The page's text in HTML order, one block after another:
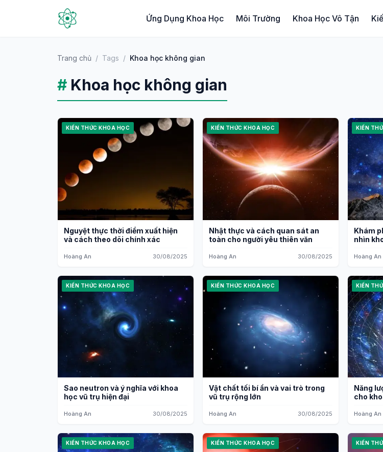
Ứng Dụng Khoa Học Môi Trường Khoa Học Vô Tận
Trang chủ / Tags / Khoa học không gian
# Khoa học không gian
KIẾN THỨC KHOA HỌC
Nguyệt thực thời điểm xuất hiện
và cách theo dõi chính xác
Hoàng An 30/08/2025
KIẾN THỨC KHOA HỌC
Nhật thực và cách quan sát an
toàn cho người yêu thiên văn
Hoàng An 30/08/2025
KIẾN
Khám
nhìn
Hoàng An
KIẾN THỨC KHOA HỌC
Sao neutron và ý nghĩa với khoa
học vũ trụ hiện đại
Hoàng An 30/08/2025
KIẾN THỨC KHOA HỌC
Vật chất tối bí ẩn và vai trò trong
vũ trụ rộng lớn
Hoàng An 30/08/2025
KIẾN
Năng
cho
Hoàng An
KIẾN THỨC KHOA HỌC KIẾN THỨC KHOA HỌC KIẾN